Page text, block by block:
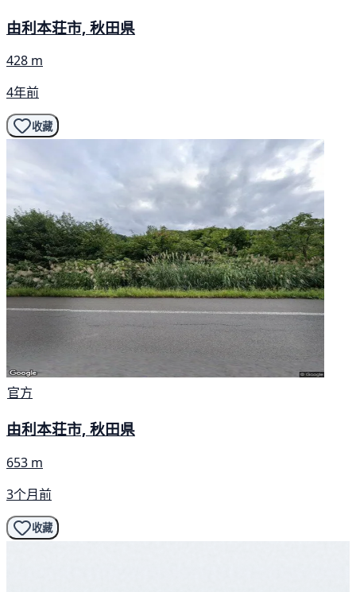
由利本荘市, 秋田県
428 m
4年前
收藏
官方
由利本荘市, 秋田県
653 m
3个月前
收藏